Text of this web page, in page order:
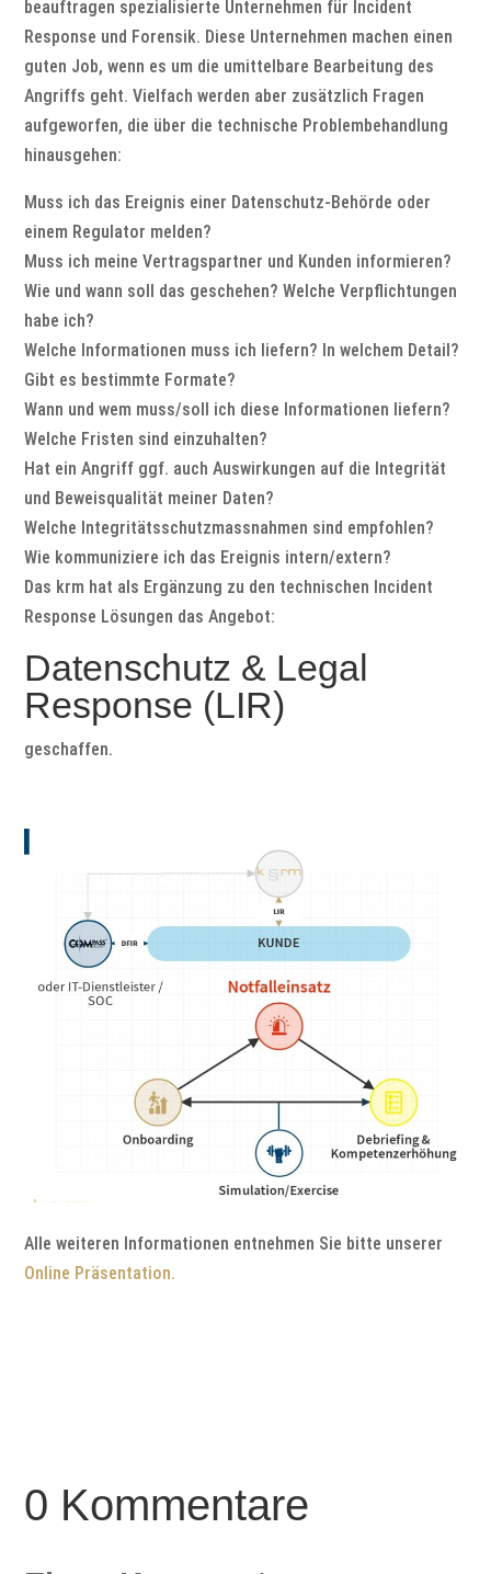
beauftragen spezialisierte Unternehmen für Incident
Response und Forensik. Diese Unternehmen machen einen
guten Job, wenn es um die umittelbare Bearbeitung des
Angriffs geht. Vielfach werden aber zusätzlich Fragen
aufgeworfen, die über die technische Problembehandlung
hinausgehen:
Muss ich das Ereignis einer Datenschutz-Behörde oder
einem Regulator melden?
Muss ich meine Vertragspartner und Kunden informieren?
Wie und wann soll das geschehen? Welche Verpflichtungen
habe ich?
Welche Informationen muss ich liefern? In welchem Detail?
Gibt es bestimmte Formate?
Wann und wem muss/soll ich diese Informationen liefern?
Welche Fristen sind einzuhalten?
Hat ein Angriff ggf. auch Auswirkungen auf die Integrität
und Beweisqualität meiner Daten?
Welche Integritätsschutzmassnahmen sind empfohlen?
Wie kommuniziere ich das Ereignis intern/extern?
Das krm hat als Ergänzung zu den technischen Incident
Response Lösungen das Angebot:
Datenschutz & Legal
Response (LIR)
geschaffen.
Alle weiteren Informationen entnehmen Sie bitte unserer
Online Präsentation.
0 Kommentare